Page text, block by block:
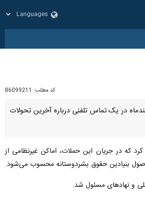
کد مطلب: 86099211
عراقچی» وزیر امور خارجه جمهوری اسلامی ایران و «آنتونیو گوترش» دبیرکل سازمان ملل متحد روز سه‌شنبه ۱۹ اسفندماه در یک تماس تلفنی درباره آخرین تحولات
که در جریان این حملات، اماکن غیرنظامی از
اصول بنیادین حقوق بشردوستانه محسوب می‌شود.
و نهادهای مسئول شد.